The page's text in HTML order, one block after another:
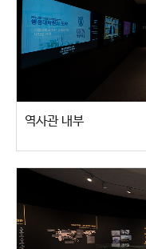
역사관 내부